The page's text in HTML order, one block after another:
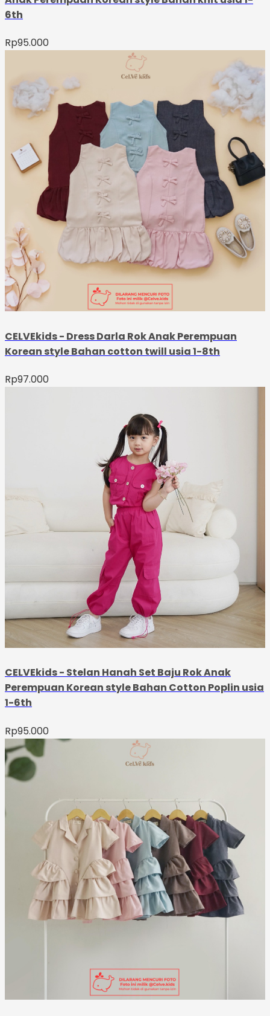
6th
Rp95.000
CELVEkids - Dress Darla Rok Anak Perempuan
Korean style Bahan cotton twill usia 1-8th
Rp97.000
CELVEkids - Stelan Hanah Set Baju Rok Anak
Perempuan Korean style Bahan Cotton Poplin usia
1-6th
Rp95.000